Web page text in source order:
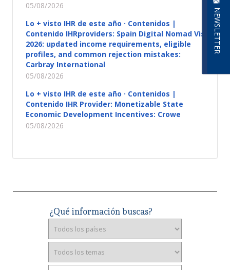
NEWSLETTER
05/08/2026
Lo + visto IHR de este año · Contenidos |
Contenido IHRproviders: Spain Digital Nomad Visa
2026: updated income requirements, eligible
profiles, and common rejection mistakes:
Carbray International
05/08/2026
Lo + visto IHR de este año · Contenidos |
Contenido IHR Provider: Monetizable State
Economic Development Incentives: Crowe
05/08/2026
¿Qué información buscas?